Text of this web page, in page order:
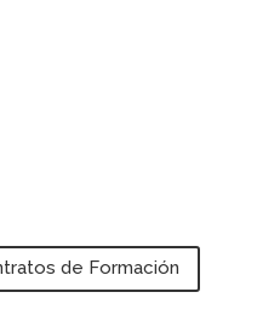
de Formación